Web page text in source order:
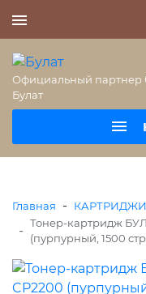
Официальный партнер
Булат
Главная - КАРТРИДЖИ
- Тонер-картридж
(пурпурный, 1500